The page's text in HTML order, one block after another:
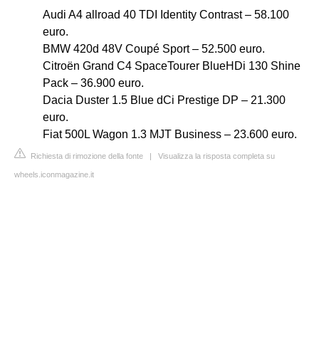
Audi A4 allroad 40 TDI Identity Contrast – 58.100
euro.
BMW 420d 48V Coupé Sport – 52.500 euro.
Citroën Grand C4 SpaceTourer BlueHDi 130 Shine
Pack – 36.900 euro.
Dacia Duster 1.5 Blue dCi Prestige DP – 21.300
euro.
Fiat 500L Wagon 1.3 MJT Business – 23.600 euro.
Richiesta di rimozione della fonte | Visualizza la risposta completa su
wheels.iconmagazine.it